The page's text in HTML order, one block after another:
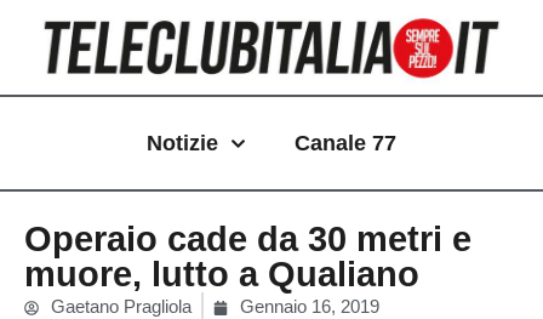
contenuto
Notizie Canale 77
Operaio cade da 30 metri e
muore, lutto a Qualiano
Gaetano Pragliola Gennaio 16, 2019